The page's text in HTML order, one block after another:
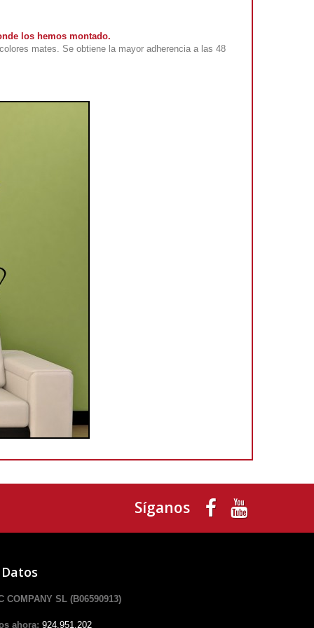
los hemos montado.
mates. Se obtiene la mayor adherencia a las 48
Síganos
COMPANY SL (B06590913)
ahora: 924.951.202